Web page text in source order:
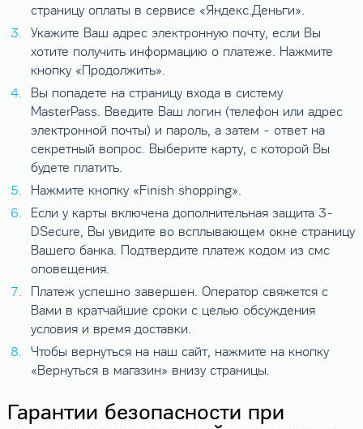
страницу оплаты в сервисе «Яндекс.Деньги».
Укажите Ваш адрес электронную почту, если Вы
хотите получить информацию о платеже. Нажмите
кнопку «Продолжить».
Вы попадете на страницу входа в систему
MasterPass. Введите Ваш логин (телефон или адрес
электронной почты) и пароль, а затем - ответ на
секретный вопрос. Выберите карту, с которой Вы
будете платить.
Нажмите кнопку «Finish shopping».
Если у карты включена дополнительная защита 3-
DSecure, Вы увидите во всплывающем окне страницу
Вашего банка. Подтвердите платеж кодом из смс
оповещения.
Платеж успешно завершен. Оператор свяжется с
Вами в кратчайшие сроки с целью обсуждения
условия и время доставки.
Чтобы вернуться на наш сайт, нажмите на кнопку
«Вернуться в магазин» внизу страницы.
Гарантии безопасности при